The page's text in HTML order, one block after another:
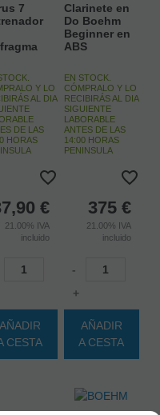
7
Y LO
AL DIA
DE LAS
HORAS
€
21.00% IVA
incluido
AÑADIR
CESTA
Clarinete en
Do Boehm
Beginner en
ABS
EN STOCK.
CÓMPRALO Y LO
RECIBIRÁS AL DIA
SIGUIENTE
LABORABLE
ANTES DE LAS
14:00 HORAS
PENINSULA
375 €
21.00% IVA
incluido
-
+
AÑADIR
A CESTA